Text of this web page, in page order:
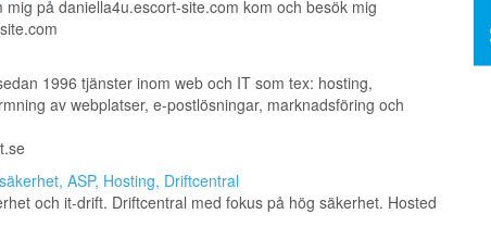
mig på daniella4u.escort-site.com kom och besök mig
1996 tjänster inom web och IT som tex: hosting,
av webplatser, e-postlösningar, marknadsföring och
ASP, Hosting, Driftcentral
och it-drift. Driftcentral med fokus på hög säkerhet. Hosted